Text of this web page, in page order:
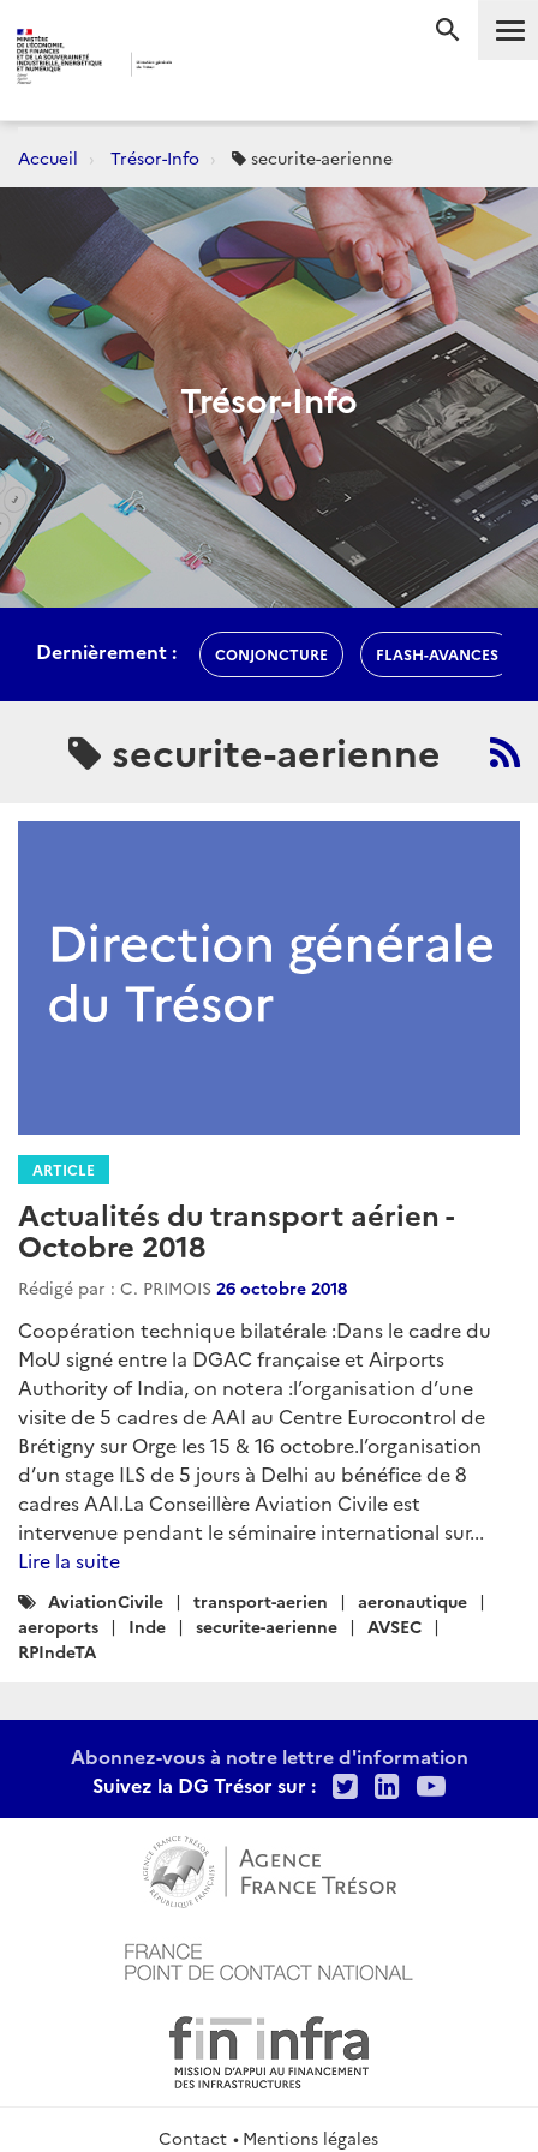
Accueil Trésor-Info securite-aerienne
Trésor-Info
Dernièrement : CONJONCTURE FLASH-AVANCES
securite-aerienne
ARTICLE
Actualités du transport aérien -
Octobre 2018
Rédigé par : C. PRIMOIS 26 octobre 2018
Coopération technique bilatérale :Dans le cadre du
MoU signé entre la DGAC française et Airports
Authority of India, on notera :l’organisation d’une
visite de 5 cadres de AAI au Centre Eurocontrol de
Brétigny sur Orge les 15 & 16 octobre.l’organisation
d’un stage ILS de 5 jours à Delhi au bénéfice de 8
cadres AAI.La Conseillère Aviation Civile est
intervenue pendant le séminaire international sur...
Lire la suite
Catégories
:
AviationCivile transport-aerien
aeronautique
aeroports
Inde securite-aerienne
AVSEC
RPIndeTA
Abonnez-vous à notre lettre d'information
Suivez la DG Trésor sur :
TwitterLinkedIn
Contact
Mentions légales